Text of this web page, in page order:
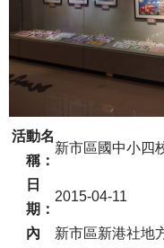
活動名
稱：
新市區國中小四
日
期：
2015-04-11
內 新市區新港社地